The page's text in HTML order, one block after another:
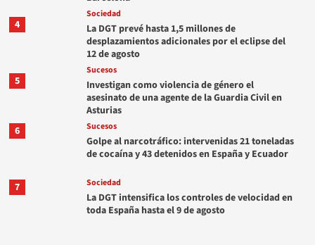
4
Sociedad
La DGT prevé hasta 1,5 millones de
desplazamientos adicionales por el eclipse del
12 de agosto
5
Sucesos
Investigan como violencia de género el
asesinato de una agente de la Guardia Civil en
Asturias
6
Sucesos
Golpe al narcotráfico: intervenidas 21 toneladas
de cocaína y 43 detenidos en España y Ecuador
7 Sociedad
La DGT intensifica los controles de velocidad en
toda España hasta el 9 de agosto